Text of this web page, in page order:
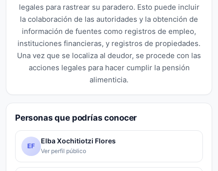
legales para rastrear su paradero. Esto puede incluir
la colaboración de las autoridades y la obtención de
información de fuentes como registros de empleo,
instituciones financieras, y registros de propiedades.
Una vez que se localiza al deudor, se procede con las
acciones legales para hacer cumplir la pensión
alimenticia.
Personas que podrías conocer
EF
Elba Xochitiotzi Flores
Ver perfil público